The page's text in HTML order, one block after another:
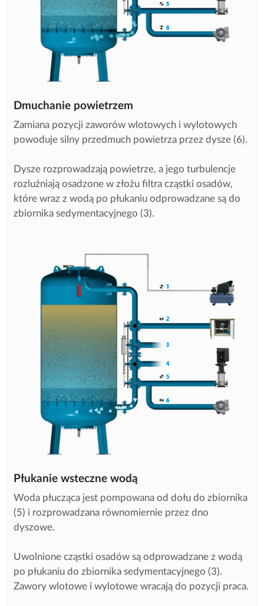
Dmuchanie powietrzem
Zamiana pozycji zaworów wlotowych i wylotowych
powoduje silny przedmuch powietrza przez dysze (6).
Dysze rozprowadzają powietrze, a jego turbulencje
rozluźniają osadzone w złożu filtra cząstki osadów,
które wraz z wodą po płukaniu odprowadzane są do
zbiornika sedymentacyjnego (3).
Płukanie wsteczne wodą
Woda płucząca jest pompowana od dołu do zbiornika
(5) i rozprowadzana równomiernie przez dno
dyszowe.
Uwolnione cząstki osadów są odprowadzane z wodą
po płukaniu do zbiornika sedymentacyjnego (3).
Zawory wlotowe i wylotowe wracają do pozycji praca.